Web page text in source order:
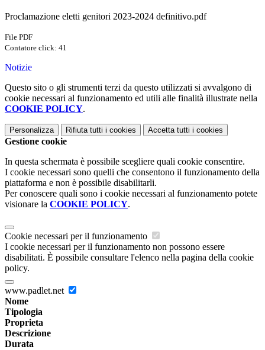
Proclamazione eletti genitori 2023-2024 definitivo.pdf
File PDF
Contatore click: 41
Notizie
Questo sito o gli strumenti terzi da questo utilizzati si avvalgono di
cookie necessari al funzionamento ed utili alle finalità illustrate nella
COOKIE POLICY.
Personalizza Rifiuta tutti i cookies Accetta tutti i cookies
Gestione cookie
In questa schermata è possibile scegliere quali cookie consentire.
I cookie necessari sono quelli che consentono il funzionamento della
piattaforma e non è possibile disabilitarli.
Per conoscere quali sono i cookie necessari al funzionamento potete
visionare la COOKIE POLICY.
Cookie necessari per il funzionamento
I cookie necessari per il funzionamento non possono essere
disabilitati. È possibile consultare l'elenco nella pagina della cookie
policy.
www.padlet.net
Nome
Tipologia
Proprieta
Descrizione
Durata